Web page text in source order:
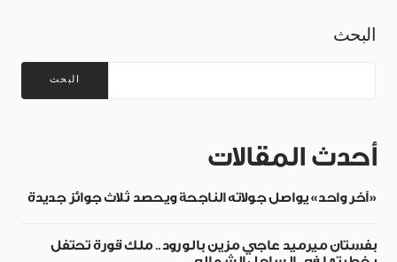
البحث
البحث
أحدث المقالات
«آخر واحد» يواصل جولاته الناجحة ويحصد ثلاث جوائز جديدة
بفستان ميرميد عاجي مزين بالورود.. ملك قورة تحتفل